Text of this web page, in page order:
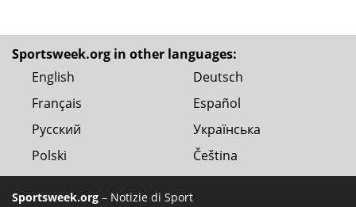
Sportsweek.org in other languages:
English
Deutsch
Français
Español
Русский
Українська
Polski
Čeština
Sportsweek.org – Notizie di Sport